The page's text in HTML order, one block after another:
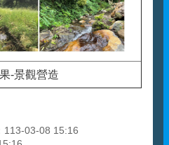
-景觀營造
113-03-08 15:16